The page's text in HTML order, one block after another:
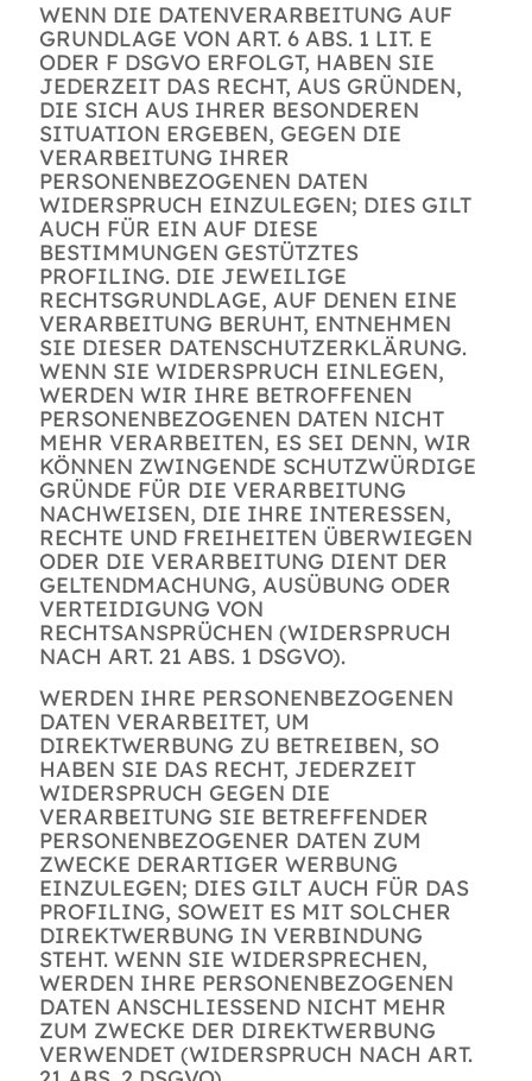
WENN DIE DATENVERARBEITUNG AUF
GRUNDLAGE VON ART. 6 ABS. 1 LIT. E
ODER F DSGVO ERFOLGT, HABEN SIE
JEDERZEIT DAS RECHT, AUS GRÜNDEN,
DIE SICH AUS IHRER BESONDEREN
SITUATION ERGEBEN, GEGEN DIE
VERARBEITUNG IHRER
PERSONENBEZOGENEN DATEN
WIDERSPRUCH EINZULEGEN; DIES GILT
AUCH FÜR EIN AUF DIESE
BESTIMMUNGEN GESTÜTZTES
PROFILING. DIE JEWEILIGE
RECHTSGRUNDLAGE, AUF DENEN EINE
VERARBEITUNG BERUHT, ENTNEHMEN
SIE DIESER DATENSCHUTZERKLÄRUNG.
WENN SIE WIDERSPRUCH EINLEGEN,
WERDEN WIR IHRE BETROFFENEN
PERSONENBEZOGENEN DATEN NICHT
MEHR VERARBEITEN, ES SEI DENN, WIR
KÖNNEN ZWINGENDE SCHUTZWÜRDIGE
GRÜNDE FÜR DIE VERARBEITUNG
NACHWEISEN, DIE IHRE INTERESSEN,
RECHTE UND FREIHEITEN ÜBERWIEGEN
ODER DIE VERARBEITUNG DIENT DER
GELTENDMACHUNG, AUSÜBUNG ODER
VERTEIDIGUNG VON
RECHTSANSPRÜCHEN (WIDERSPRUCH
NACH ART. 21 ABS. 1 DSGVO).
WERDEN IHRE PERSONENBEZOGENEN
DATEN VERARBEITET, UM
DIREKTWERBUNG ZU BETREIBEN, SO
HABEN SIE DAS RECHT, JEDERZEIT
WIDERSPRUCH GEGEN DIE
VERARBEITUNG SIE BETREFFENDER
PERSONENBEZOGENER DATEN ZUM
ZWECKE DERARTIGER WERBUNG
EINZULEGEN; DIES GILT AUCH FÜR DAS
PROFILING, SOWEIT ES MIT SOLCHER
DIREKTWERBUNG IN VERBINDUNG
STEHT. WENN SIE WIDERSPRECHEN,
WERDEN IHRE PERSONENBEZOGENEN
DATEN ANSCHLIESSEND NICHT MEHR
ZUM ZWECKE DER DIREKTWERBUNG
VERWENDET (WIDERSPRUCH NACH ART.